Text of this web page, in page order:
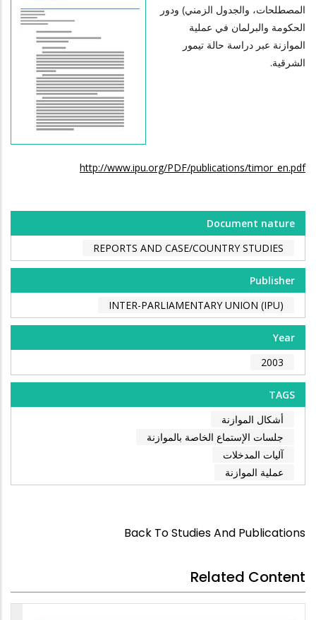
المصطلحات، والجدول الزمني) ودور
الحكومة والبرلمان في عملية
الموازنة عبر دراسة حالة تيمور
الشرقية.
http://www.ipu.org/PDF/publications/timor_en.pdf
Document nature
REPORTS AND CASE/COUNTRY STUDIES
Publisher
INTER-PARLIAMENTARY UNION (IPU)
Year
2003
TAGS
أشكال الموازنة
جلسات الإستماع الخاصة بالموازنة
آليات المدخلات
عملية الموازنة
Back To Studies And Publications
Related Content